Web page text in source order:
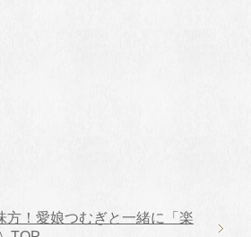
方！愛娘つむぎと一緒に「楽